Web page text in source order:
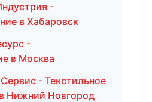
-
в Хабаровск
-
в Москва
- Текстильное
Нижний Новгород